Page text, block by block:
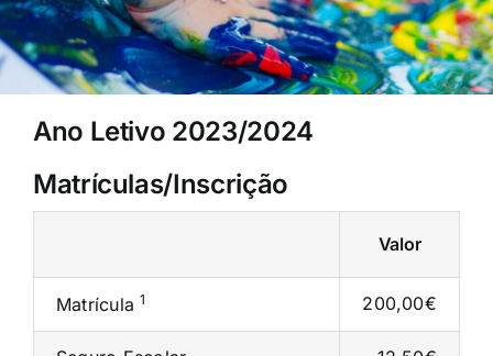
Ano Letivo 2023/2024
Matrículas/Inscrição
Valor
Matrícula1 200,00€